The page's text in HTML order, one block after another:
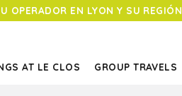
OPERADOR EN LYON Y SU REGIÓN
AT LE CLOS GROUP TRAVELS